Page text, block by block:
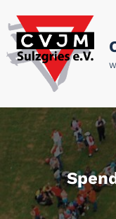
Inhalt
springen